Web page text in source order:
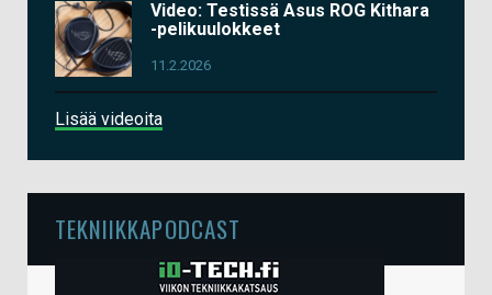
Video: Testissä Asus ROG Kithara
-pelikuulokkeet
11.2.2026
Lisää videoita
TEKNIIKKAPODCAST